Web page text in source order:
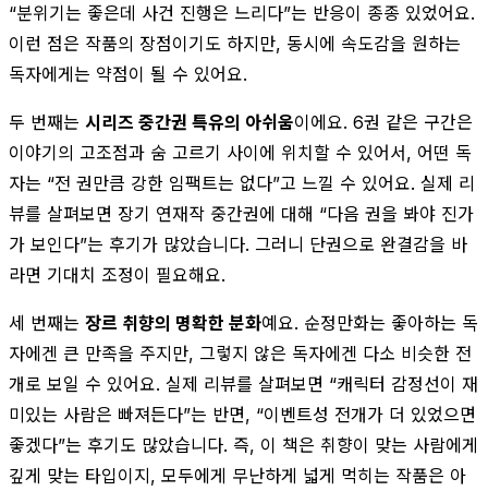
“분위기는 좋은데 사건 진행은 느리다”는 반응이 종종 있었어요.
이런 점은 작품의 장점이기도 하지만, 동시에 속도감을 원하는
독자에게는 약점이 될 수 있어요.
두 번째는 시리즈 중간권 특유의 아쉬움이에요. 6권 같은 구간은
이야기의 고조점과 숨 고르기 사이에 위치할 수 있어서, 어떤 독
자는 “전 권만큼 강한 임팩트는 없다”고 느낄 수 있어요. 실제 리
뷰를 살펴보면 장기 연재작 중간권에 대해 “다음 권을 봐야 진가
가 보인다”는 후기가 많았습니다. 그러니 단권으로 완결감을 바
라면 기대치 조정이 필요해요.
세 번째는 장르 취향의 명확한 분화예요. 순정만화는 좋아하는 독
자에겐 큰 만족을 주지만, 그렇지 않은 독자에겐 다소 비슷한 전
개로 보일 수 있어요. 실제 리뷰를 살펴보면 “캐릭터 감정선이 재
미있는 사람은 빠져든다”는 반면, “이벤트성 전개가 더 있었으면
좋겠다”는 후기도 많았습니다. 즉, 이 책은 취향이 맞는 사람에게
깊게 맞는 타입이지, 모두에게 무난하게 넓게 먹히는 작품은 아